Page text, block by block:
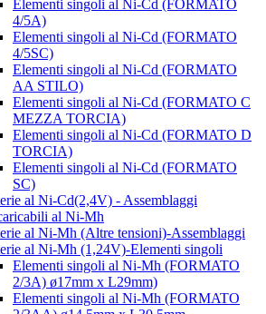
Elementi singoli al Ni-Cd (FORMATO
4/5A)
Elementi singoli al Ni-Cd (FORMATO
4/5SC)
Elementi singoli al Ni-Cd (FORMATO
AA STILO)
Elementi singoli al Ni-Cd (FORMATO C
MEZZA TORCIA)
Elementi singoli al Ni-Cd (FORMATO D
TORCIA)
Elementi singoli al Ni-Cd (FORMATO
SC)
al Ni-Cd(2,4V) - Assemblaggi
al Ni-Mh
al Ni-Mh (Altre tensioni)-Assemblaggi
al Ni-Mh (1,24V)-Elementi singoli
Elementi singoli al Ni-Mh (FORMATO
2/3A) ø17mm x L29mm)
Elementi singoli al Ni-Mh (FORMATO